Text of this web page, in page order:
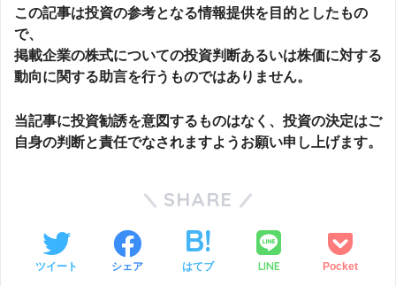
この記事は投資の参考となる情報提供を目的としたもの
で、
掲載企業の株式についての投資判断あるいは株価に対する
動向に関する助言を行うものではありません。
当記事に投資勧誘を意図するものはなく、投資の決定はご
自身の判断と責任でなされますようお願い申し上げます。
SHARE
ツイート シェア はてブ LINE Pocket